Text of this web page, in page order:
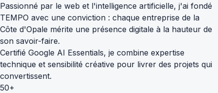
Passionné par le web et l'intelligence artificielle, j'ai fondé
TEMPO avec une conviction : chaque entreprise de la
Côte d'Opale mérite une présence digitale à la hauteur de
son savoir-faire.
Certifié Google AI Essentials, je combine expertise
technique et sensibilité créative pour livrer des projets qui
convertissent.
50+